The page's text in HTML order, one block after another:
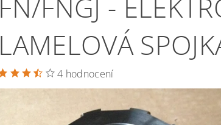
FN/FNGJ -
LAMELOVÁ
4 hodnocení